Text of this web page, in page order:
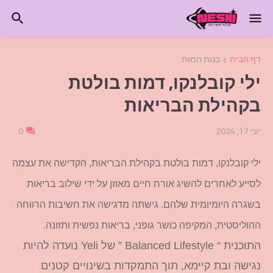
דף הבית בנות חמות
ילי קובלנקו, דמות בולטת
בקהילת הבריאות
יוני 17, 2024 0
ילי קובלנקו, דמות בולטת בקהילת הבריאות, הקדישה את עצמה
לסייע לאחרים להשיג אורח חיים מאוזן על ידי שילוב בריאות
בשגרה היומיומית שלהם. גישתה מדגישה את חשיבות הרווחה
ההוליסטית, המקיפה כושר גופני, בריאות נפשית ותזונה.
התוכנית “ Balanced Lifestyle ” של Yeli נועדה להיות
נגישה ובת קיימא, תוך התמקדות בשינויים קטנים